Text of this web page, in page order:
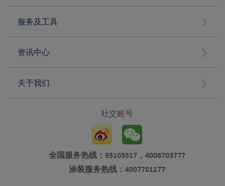
服务及工具
资讯中心
关于我们
社交账号
全国服务热线：95105517，4006703777
涂装服务热线：4007701277